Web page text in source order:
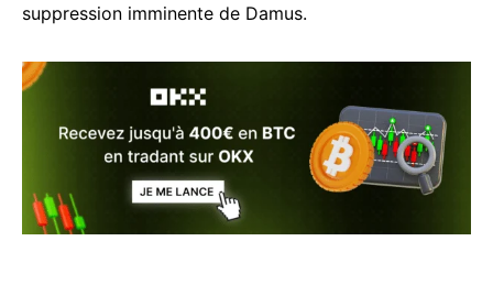
suppression imminente de Damus.